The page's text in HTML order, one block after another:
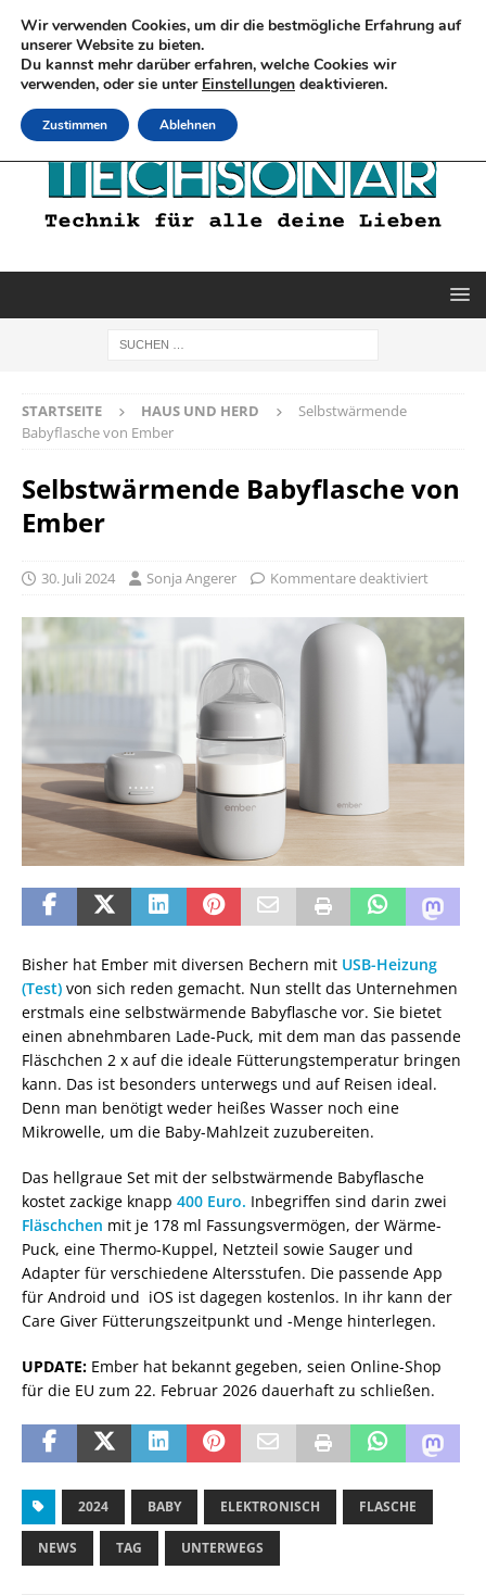
STARTSEITE HAUS UND HERD
Selbstwärmende
Babyflasche von Ember
Selbstwärmende Babyflasche von
Ember
30. Juli 2024 Sonja Angerer Kommentare deaktiviert
Bisher hat Ember mit diversen Bechern mit USB-Heizung
(Test) von sich reden gemacht. Nun stellt das Unternehmen
erstmals eine selbstwärmende Babyflasche vor. Sie bietet
einen abnehmbaren Lade-Puck, mit dem man das passende
Fläschchen 2 x auf die ideale Fütterungstemperatur bringen
kann. Das ist besonders unterwegs und auf Reisen ideal.
Denn man benötigt weder heißes Wasser noch eine
Mikrowelle, um die Baby-Mahlzeit zuzubereiten.
Das hellgraue Set mit der selbstwärmende Babyflasche
kostet zackige knapp 400 Euro. Inbegriffen sind darin zwei
Fläschchen mit je 178 ml Fassungsvermögen, der Wärme-
Puck, eine Thermo-Kuppel, Netzteil sowie Sauger und
Adapter für verschiedene Altersstufen. Die passende App
für Android und iOS ist dagegen kostenlos. In ihr kann der
Care Giver Fütterungszeitpunkt und -Menge hinterlegen.
UPDATE: Ember hat bekannt gegeben, seien Online-Shop
für die EU zum 22. Februar 2026 dauerhaft zu schließen.
2024 BABY ELEKTRONISCH FLASCHE
NEWS TAG UNTERWEGS
Wir verwenden Cookies, um dir die bestmögliche Erfahrung auf
unserer Website zu bieten.
Du kannst mehr darüber erfahren, welche Cookies wir
verwenden, oder sie unter Einstellungen deaktivieren.
Zustimmen Ablehnen